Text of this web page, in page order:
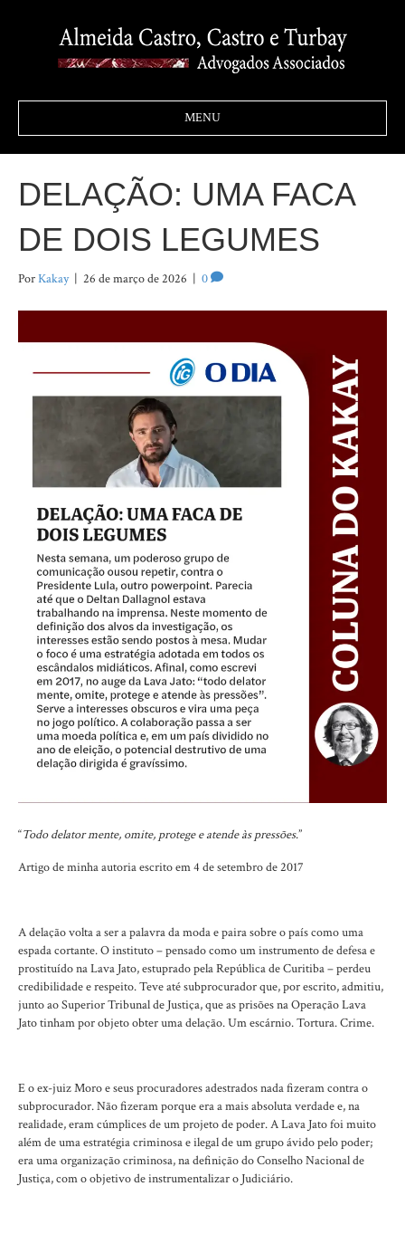
MENU
DELAÇÃO: UMA FACA
DE DOIS LEGUMES
PorKakay | 26 de março de 2026 | 0
“Todo delator mente, omite, protege e atende às pressões.”
Artigo de minha autoria escrito em 4 de setembro de 2017
A delação volta a ser a palavra da moda e paira sobre o país como uma
espada cortante. O instituto – pensado como um instrumento de defesa e
prostituído na Lava Jato, estuprado pela República de Curitiba – perdeu
credibilidade e respeito. Teve até subprocurador que, por escrito, admitiu,
junto ao Superior Tribunal de Justiça, que as prisões na Operação Lava
Jato tinham por objeto obter uma delação. Um escárnio. Tortura. Crime.
E o ex-juiz Moro e seus procuradores adestrados nada fizeram contra o
subprocurador. Não fizeram porque era a mais absoluta verdade e, na
realidade, eram cúmplices de um projeto de poder. A Lava Jato foi muito
além de uma estratégia criminosa e ilegal de um grupo ávido pelo poder;
era uma organização criminosa, na definição do Conselho Nacional de
Justiça, com o objetivo de instrumentalizar o Judiciário.